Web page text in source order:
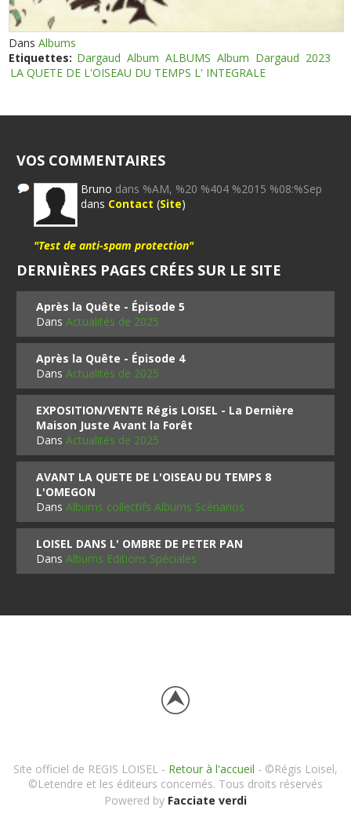
DansAlbums
Etiquettes: Dargaud Album ALBUMS Album Dargaud 2023
LA QUETE DE L'OISEAU DU TEMPS L' INTEGRALE
VOS COMMENTAIRES
Bruno dans %AM, %20 %404 %2015 %08:%Sep
dans Contact (Site)
"Test de anti-spam protection"
DERNIÈRES PAGES CRÉES SUR LE SITE
Après la Quête - Épisode 5
DansActualités de 2025
Après la Quête - Épisode 4
DansActualités de 2025
EXPOSITION/VENTE Régis LOISEL - La Dernière
Maison Juste Avant la Forêt
DansActualités de 2025
AVANT LA QUETE DE L'OISEAU DU TEMPS 8
L'OMEGON
DansAlbums collectifs Albums Scénarios
LOISEL DANS L' OMBRE DE PETER PAN
DansAlbums Editions Spéciales
Site officiel de REGIS LOISEL - Retour à l'accueil - ©Régis Loisel,
©Letendre et les éditeurs concernés. Tous droits réservés
Powered by Facciate verdi